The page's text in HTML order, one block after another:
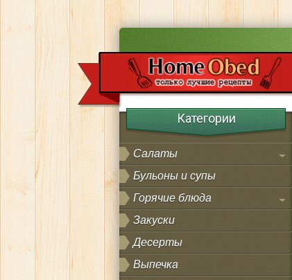
Категории
Салаты
Бульоны и супы
Горячие блюда
Закуски
Десерты
Выпечка